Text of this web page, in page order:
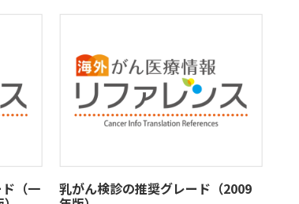
（一 乳がん検診の推奨グレード（2009